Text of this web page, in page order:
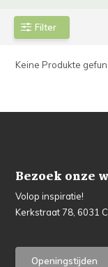
Filter
Keine Produkte
Bezoek onze
Volop inspiratie!
Kerkstraat 78, 6031
Openingstijden